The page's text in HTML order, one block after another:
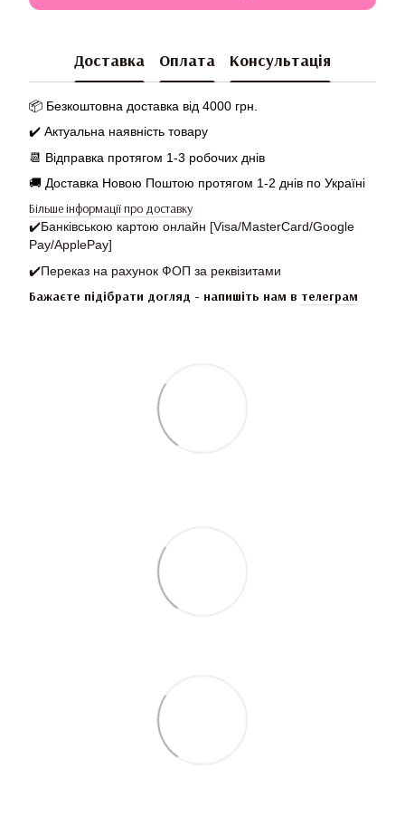
Доставка Оплата Консультація
📦 Безкоштовна доставка від 4000 грн.
✔️ Актуальна наявність товару
📆 Відправка протягом 1-3 робочих днів
🚚 Доставка Новою Поштою протягом 1-2 днів по Україні
Більше інформації про доставку
✔️Банківською картою онлайн [Visa/MasterCard/Google
Pay/ApplePay]
✔️Переказ на рахунок ФОП за реквізитами
Бажаєте підібрати догляд - напишіть нам в телеграм